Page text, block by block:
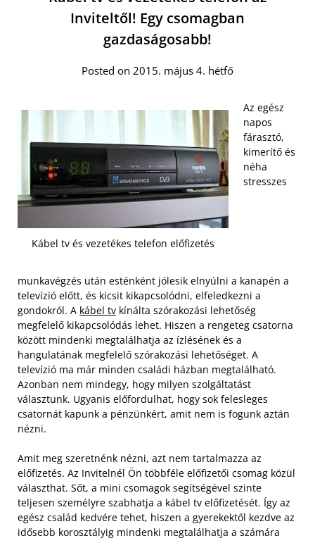
Inviteltől! Egy csomagban
gazdaságosabb!
Posted on 2015. május 4. hétfő
Kábel tv és vezetékes telefon előfizetés
Az egész
napos
fárasztó,
kimerítő és
néha
stresszes
munkavégzés után esténként jólesik elnyúlni a kanapén a
televízió előtt, és kicsit kikapcsolódni, elfeledkezni a
gondokról. A kábel tv kínálta szórakozási lehetőség
megfelelő kikapcsolódás lehet. Hiszen a rengeteg csatorna
között mindenki megtalálhatja az ízlésének és a
hangulatának megfelelő szórakozási lehetőséget. A
televízió ma már minden családi házban megtalálható.
Azonban nem mindegy, hogy milyen szolgáltatást
választunk. Ugyanis előfordulhat, hogy sok felesleges
csatornát kapunk a pénzünkért, amit nem is fogunk aztán
nézni.
Amit meg szeretnénk nézni, azt nem tartalmazza az
előfizetés. Az Invitelnél Ön többféle előfizetői csomag közül
választhat. Sőt, a mini csomagok segítségével szinte
teljesen személyre szabhatja a kábel tv előfizetését. Így az
egész család kedvére tehet, hiszen a gyerekektől kezdve az
idősebb korosztályig mindenki megtalálhatja a számára